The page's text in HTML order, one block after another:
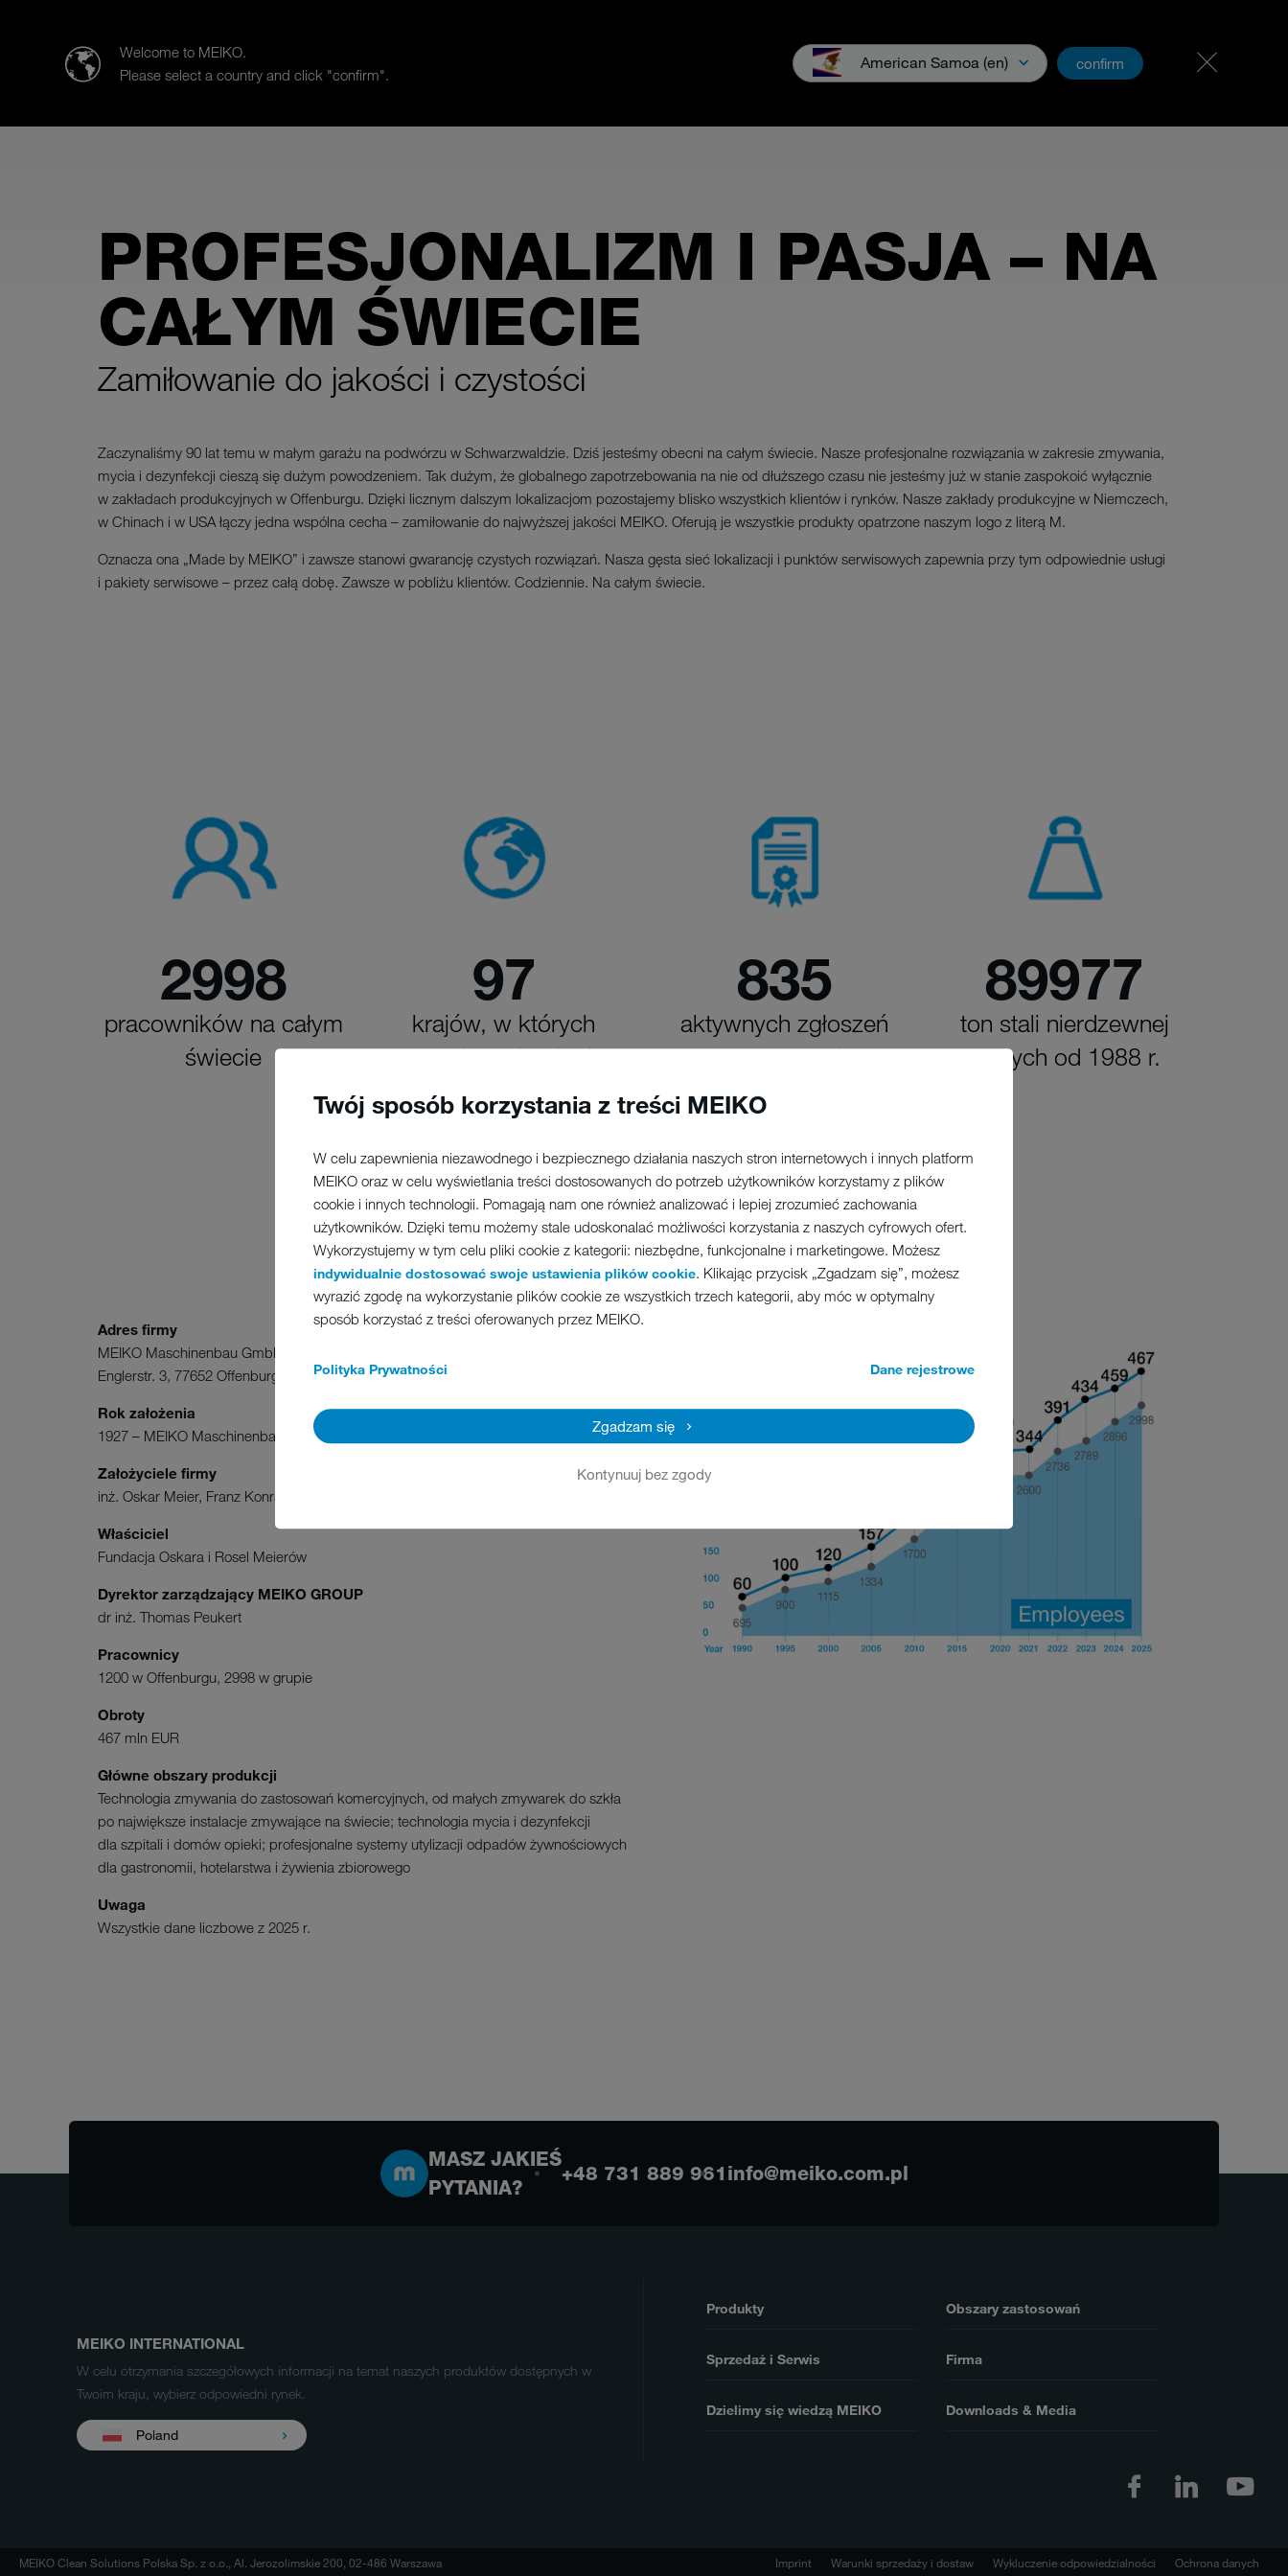
Twój sposób korzystania z treści MEIKO
W celu zapewnienia niezawodnego i bezpiecznego działania naszych stron internetowych i innych platform
MEIKO oraz w celu wyświetlania treści dostosowanych do potrzeb użytkowników korzystamy z plików
cookie i innych technologii. Pomagają nam one również analizować i lepiej zrozumieć zachowania
użytkowników. Dzięki temu możemy stale udoskonalać możliwości korzystania z naszych cyfrowych ofert.
Wykorzystujemy w tym celu pliki cookie z kategorii: niezbędne, funkcjonalne i marketingowe. Możesz
indywidualnie dostosować swoje ustawienia plików cookie. Klikając przycisk „Zgadzam się”, możesz
wyrazić zgodę na wykorzystanie plików cookie ze wszystkich trzech kategorii, aby móc w optymalny
sposób korzystać z treści oferowanych przez MEIKO.
Polityka Prywatności Dane rejestrowe
Zgadzam się
Kontynuuj bez zgody
Welcome to MEIKO.
Please select a country and click "confirm".
American Samoa (en) confirm
PROFESJONALIZM I PASJA – NA
CAŁYM ŚWIECIE
Zamiłowanie do jakości i czystości
Zaczynaliśmy 90 lat temu w małym garażu na podwórzu w Schwarzwaldzie. Dziś jesteśmy obecni na całym świecie. Nasze profesjonalne rozwiązania w zakresie zmywania,
mycia i dezynfekcji cieszą się dużym powodzeniem. Tak dużym, że globalnego zapotrzebowania na nie od dłuższego czasu nie jesteśmy już w stanie zaspokoić wyłącznie
w zakładach produkcyjnych w Offenburgu. Dzięki licznym dalszym lokalizacjom pozostajemy blisko wszystkich klientów i rynków. Nasze zakłady produkcyjne w Niemczech,
w Chinach i w USA łączy jedna wspólna cecha – zamiłowanie do najwyższej jakości MEIKO. Oferują je wszystkie produkty opatrzone naszym logo z literą M.
Oznacza ona „Made by MEIKO” i zawsze stanowi gwarancję czystych rozwiązań. Nasza gęsta sieć lokalizacji i punktów serwisowych zapewnia przy tym odpowiednie usługi
i pakiety serwisowe – przez całą dobę. Zawsze w pobliżu klientów. Codziennie. Na całym świecie.
2998
pracowników na całym
świecie
97
krajów, w których
pracuje technologia
MEIKO
837
aktywnych zgłoszeń
patentowych
90000
ton stali nierdzewnej
użytych od 1988 r.
Adres firmy
MEIKO Maschinenbau GmbH & Co. KG
Englerstr. 3, 77652 Offenburg, Germany
Rok założenia
1927 – MEIKO Maschinenbau, w Offenburgu
Założyciele firmy
inż. Oskar Meier, Franz Konrad
Właściciel
Fundacja Oskara i Rosel Meierów
Dyrektor zarządzający MEIKO GROUP
dr inż. Thomas Peukert
Pracownicy
1200 w Offenburgu, 2998 w grupie
Obroty
467 mln EUR
Główne obszary produkcji
Technologia zmywania do zastosowań komercyjnych, od małych zmywarek do szkła
po największe instalacje zmywające na świecie; technologia mycia i dezynfekcji
dla szpitali i domów opieki; profesjonalne systemy utylizacji odpadów żywnościowych
dla gastronomii, hotelarstwa i żywienia zbiorowego
Uwaga
Wszystkie dane liczbowe z 2025 r.
MASZ JAKIEŚ
PYTANIA?
+48 731 889 961 info@meiko.com.pl
MEIKO INTERNATIONAL
W celu otrzymania szczegółowych informacji na temat naszych produktów dostępnych w
Twoim kraju, wybierz odpowiedni rynek.
Poland
Produkty Obszary zastosowań
Sprzedaż i Serwis Firma
Dzielimy się wiedzą MEIKO Downloads & Media
MEIKO Clean Solutions Polska Sp. z o.o., Al. Jerozolimskie 200, 02-486 Warszawa Imprint Warunki sprzedaży i dostaw Wykluczenie odpowiedzialności Ochrona danych